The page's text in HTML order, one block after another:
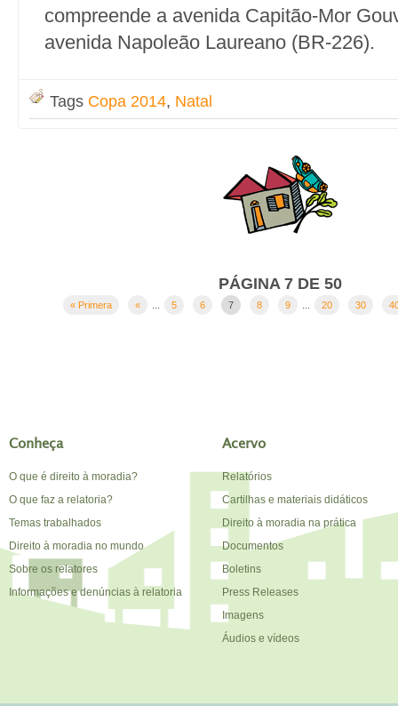
compreende a avenida Capitão-Mor
avenida Napoleão Laureano (BR-226).
Tags Copa 2014, Natal
PÁGINA 7 DE 50
« Primera « 5 6 7 8 9 20 30
Conheça
O que é direito à moradia?
O que faz a relatoria?
Temas trabalhados
Direito à moradia no mundo
Sobre os relatores
Informações e denúncias à relatoria
Acervo
Relatórios
Cartilhas e materiais didáticos
Direito à moradia na prática
Documentos
Boletins
Press Releases
Imagens
Áudios e vídeos